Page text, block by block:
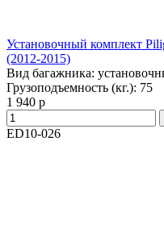
Установочный комплект
(2012-2015)
Вид багажника:
Грузоподъемность (кг.): 75
1 940 р
ED10-026